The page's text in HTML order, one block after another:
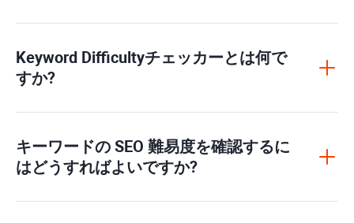
Keyword Difficultyチェッカーとは何で
すか?
キーワードの SEO 難易度を確認するに
はどうすればよいですか?